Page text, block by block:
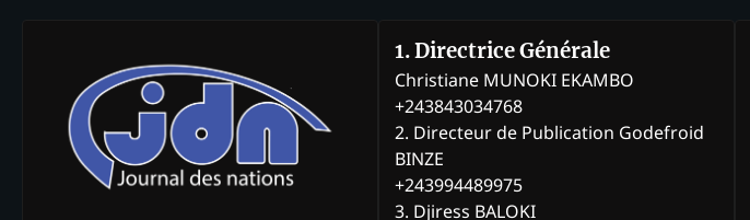
1. Directrice Générale
Christiane MUNOKI EKAMBO
+243843034768
2. Directeur de Publication Godefroid
BINZE
+243994489975
3. Djiress BALOKI